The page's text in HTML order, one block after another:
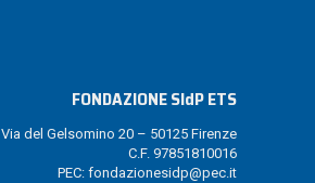
FONDAZIONE SldP ETS
Via del Gelsomino 20 – 50125 Firenze
C.F. 97851810016
PEC: fondazionesidp@pec.it